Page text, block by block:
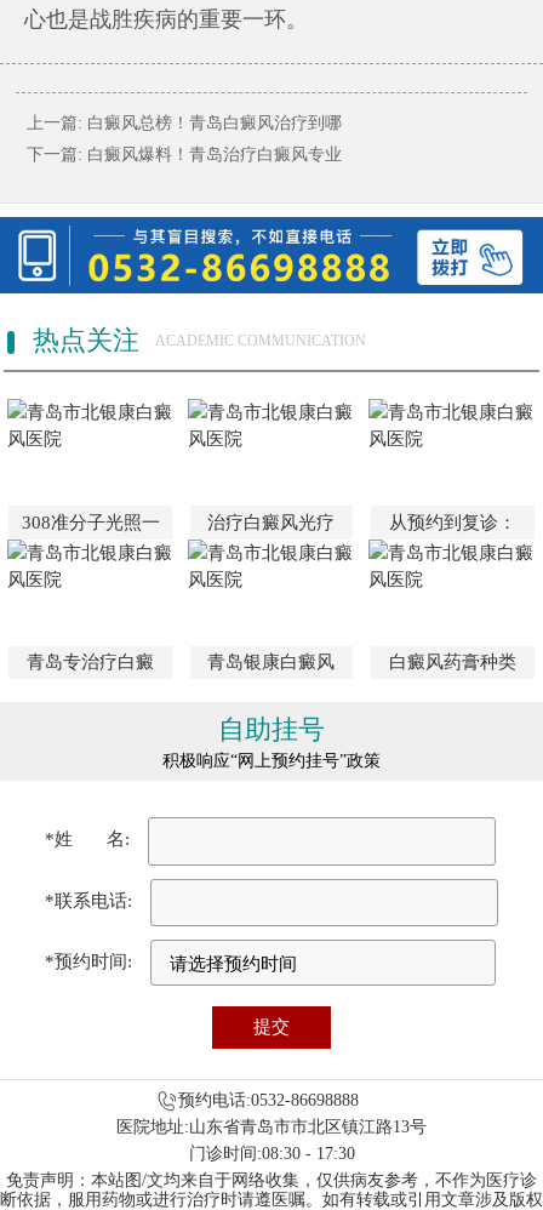
心也是战胜疾病的重要一环。
上一篇: 白癜风总榜！青岛白癜风治疗到哪
下一篇: 白癜风爆料！青岛治疗白癜风专业
热点关注 ACADEMIC COMMUNICATION
308准分子光照一 治疗白癜风光疗 从预约到复诊：
青岛专治疗白癜 青岛银康白癜风 白癜风药膏种类
自助挂号
积极响应“网上预约挂号”政策
*姓 名:
*联系电话:
*预约时间:
预约电话:0532-86698888
医院地址:山东省青岛市市北区镇江路13号
门诊时间:08:30 - 17:30
免责声明：本站图/文均来自于网络收集，仅供病友参考，不作为医疗诊
断依据，服用药物或进行治疗时请遵医嘱。如有转载或引用文章涉及版权